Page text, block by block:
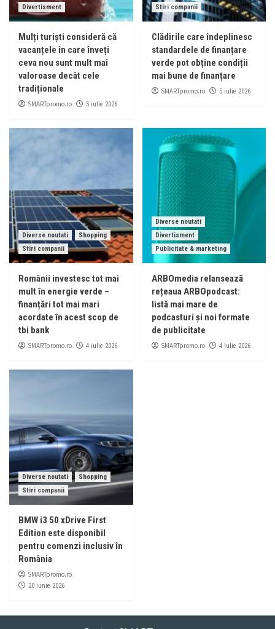
Divertisment
Mulți turiști consideră că
vacanțele în care înveți
ceva nou sunt mult mai
valoroase decât cele
tradiționale
SMARTpromo.ro 5 iulie 2026
Stiri companii
Clădirile care îndeplinesc
standardele de finanțare
verde pot obține condiții
mai bune de finanțare
SMARTpromo.ro 5 iulie 2026
Diverse noutati
Shopping
Stiri companii
Românii investesc tot mai
mult în energie verde –
finanțări tot mai mari
acordate în acest scop de
tbi bank
SMARTpromo.ro 4 iulie 2026
Diverse noutati
Divertisment
Publicitate & marketing
ARBOmedia relansează
rețeaua ARBOpodcast:
listă mai mare de
podcasturi și noi formate
de publicitate
SMARTpromo.ro 4 iulie 2026
Diverse noutati
Shopping
Stiri companii
BMW i3 50 xDrive First
Edition este disponibil
pentru comenzi inclusiv în
România
SMARTpromo.ro
20 iunie 2026